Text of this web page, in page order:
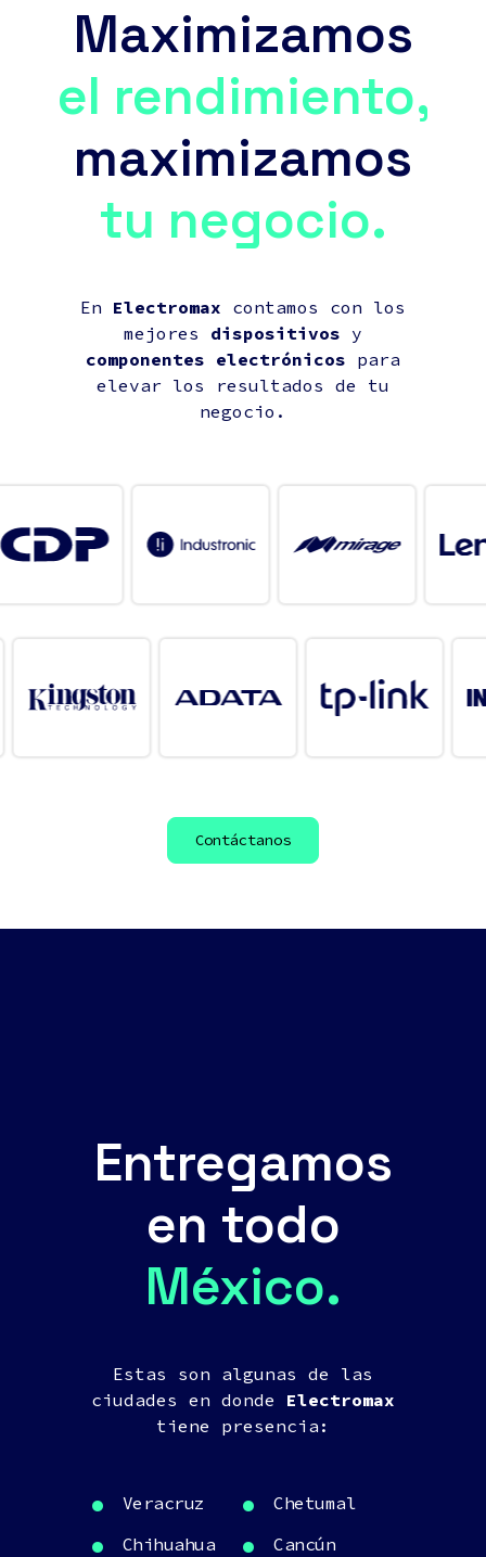
Maximizamos
el rendimiento,
maximizamos
tu negocio.
En Electromax contamos con los
mejores dispositivos y
componentes electrónicos para
elevar los resultados de tu
negocio.
Contáctanos
Entregamos
en todo
México.
Estas son algunas de las
ciudades en donde Electromax
tiene presencia:
Veracruz
Chihuahua
Chetumal
Cancún